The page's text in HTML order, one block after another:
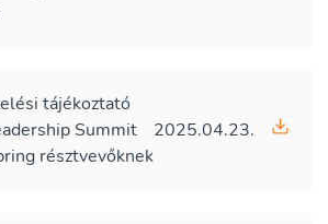
tájékoztató
Summit
résztvevőknek
2025.04.23.